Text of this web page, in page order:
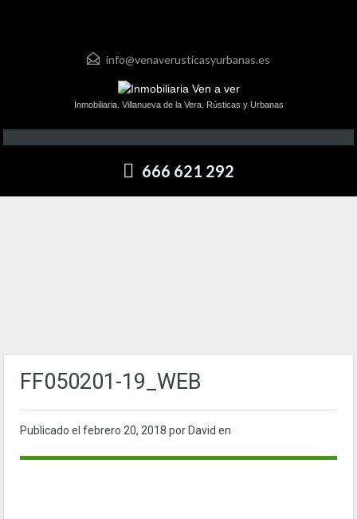
info@venaverusticasyurbanas.es
Inmobiliaria. Villanueva de la Vera. Rústicas y Urbanas
666 621 292
FF050201-19_WEB
Publicado el febrero 20, 2018 por David en